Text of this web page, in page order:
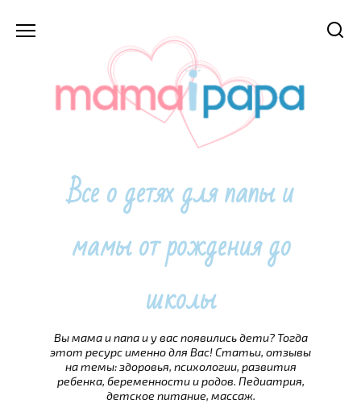
Все о детях для папы и
мамы от рождения до
школы
Вы мама и папа и у вас появились дети? Тогда
этот ресурс именно для Вас! Статьи, отзывы
на темы: здоровья, психологии, развития
ребенка, беременности и родов. Педиатрия,
детское питание, массаж.